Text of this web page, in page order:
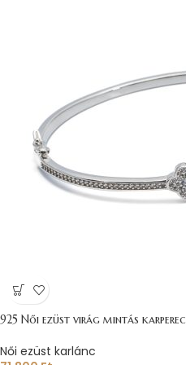
925 Női ezüst virág mintás karperec
Női ezüst karlánc